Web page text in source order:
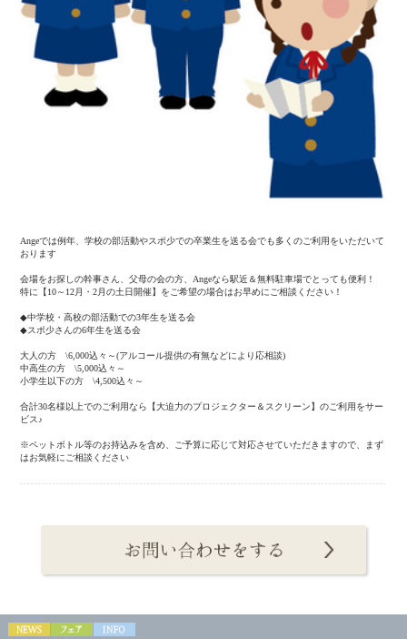
Angeでは例年、学校の部活動やスポ少での卒業生を送る会でも多くのご利用をいただいて
おります
会場をお探しの幹事さん、父母の会の方、Angeなら駅近＆無料駐車場でとっても便利！
特に【10～12月・2月の土日開催】をご希望の場合はお早めにご相談ください！
◆中学校・高校の部活動での3年生を送る会
◆スポ少さんの6年生を送る会
大人の方 \6,000込々～(アルコール提供の有無などにより応相談)
中高生の方 \5,000込々～
小学生以下の方 \4,500込々～
合計30名様以上でのご利用なら【大迫力のプロジェクター＆スクリーン】のご利用をサー
ビス♪
※ペットボトル等のお持込みを含め、ご予算に応じて対応させていただきますので、まず
はお気軽にご相談ください